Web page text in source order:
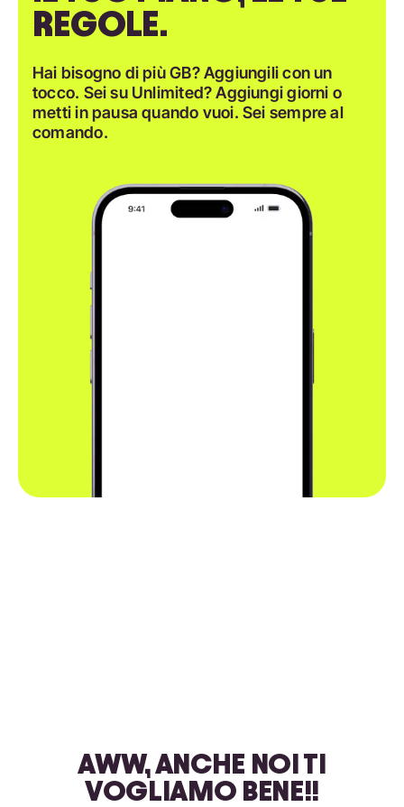
REGOLE.
Hai bisogno di più GB? Aggiungili con un
tocco. Sei su Unlimited? Aggiungi giorni o
metti in pausa quando vuoi. Sei sempre al
comando.
AWW, ANCHE NOI TI
VOGLIAMO BENE!!